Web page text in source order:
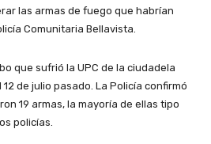
las armas de fuego que habrían
Comunitaria Bellavista.
que sufrió la UPC de la ciudadela
de julio pasado. La Policía confirmó
19 armas, la mayoría de ellas tipo
policías.